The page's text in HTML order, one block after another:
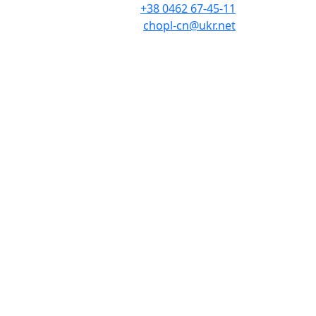
+38 0462 67-45-11
chopl-cn@ukr.net